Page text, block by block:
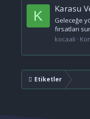
K Karasu
Geleceğe
fırsatları
kocaali
Etiketler